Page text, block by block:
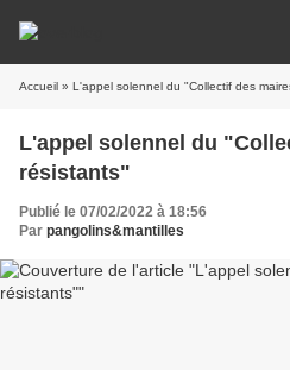
Accueil » L'appel solennel du "Collectif des
L'appel solennel du
résistants"
Publié le 07/02/2022 à 18:56
Par pangolins&mantilles